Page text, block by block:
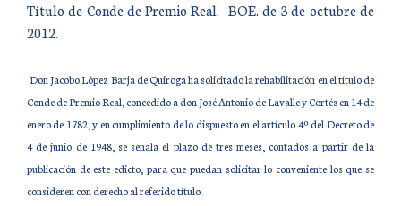
Título de Conde de Premio Real.- BOE. de 3 de octubre de
2012.
Don Jacobo López Barja de Quiroga ha solicitado la rehabilitación en el título de
Conde de Premio Real, concedido a don José Antonio de Lavalle y Cortés en 14 de
enero de 1782, y en cumplimiento de lo dispuesto en el artículo 4º del Decreto de
4 de junio de 1948, se señala el plazo de tres meses, contados a partir de la
publicación de este edicto, para que puedan solicitar lo conveniente los que se
consideren con derecho al referido título.